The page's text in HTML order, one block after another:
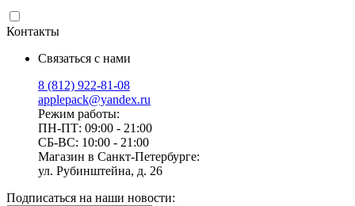
Контакты
Связаться с нами
8 (812) 922-81-08
applepack@yandex.ru
Режим работы:
ПН-ПТ: 09:00 - 21:00
СБ-ВС: 10:00 - 21:00
Магазин в Санкт-Петербурге:
ул. Рубинштейна, д. 26
Подписаться на наши новости: